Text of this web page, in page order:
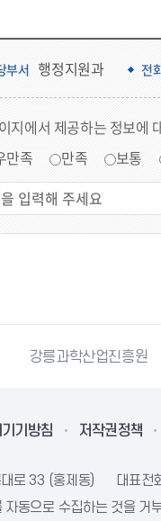
부서 행정지원과 전
지에서 제공하는 정보에
만족
만족 보통
강릉과학산업진흥원
기방침 저작권정책
로 33 (홍제동) 대표전
동으로 수집하는 것을